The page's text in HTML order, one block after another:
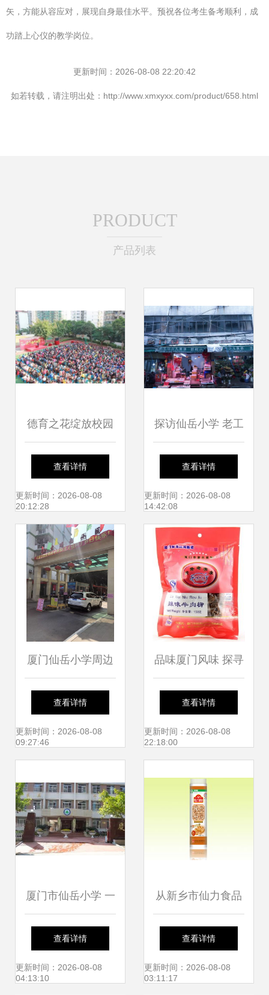
矢，方能从容应对，展现自身最佳水平。预祝各位考生备考顺利，成
功踏上心仪的教学岗位。
更新时间：2026-08-08 22:20:42
如若转载，请注明出处：http://www.xmxyxx.com/product/658.html
PRODUCT
产品列表
德育之花绽放校园
——厦门仙岳小学
德育教育主题演讲
侧记
查看详情
更新时间：2026-08-08
20:12:28
探访仙岳小学 老工
厂里，装满了另一
种厦门
查看详情
更新时间：2026-08-08
14:42:08
厦门仙岳小学周边
小区管控升级，租
户与外来人员暂禁
查看详情
更新时间：2026-08-08
09:27:46
品味厦门风味 探寻
黄胜记辣味牛肉柳
的魅力
查看详情
更新时间：2026-08-08
22:18:00
厦门市仙岳小学 一
方培育希望的沃土
查看详情
更新时间：2026-08-08
04:13:10
从新乡市仙力食品
到厦门市仙岳小学
地域品牌与教育文
查看详情
更新时间：2026-08-08
03:11:17